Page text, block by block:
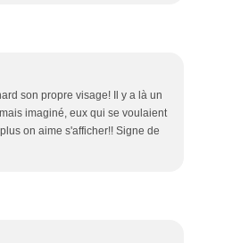
son propre visage! Il y a là un
imaginé, eux qui se voulaient
on aime s'afficher!! Signe de